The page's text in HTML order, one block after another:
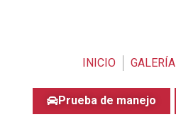
INICIO GALERÍA
Prueba de manejo